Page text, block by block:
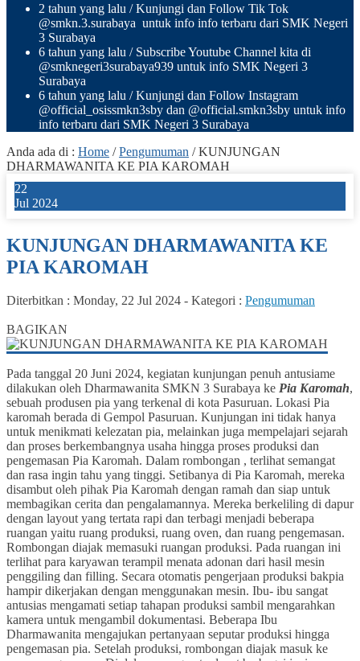
2 tahun yang lalu / Kunjungi dan Follow Tik Tok
@smkn.3.surabaya untuk info info terbaru dari SMK Negeri
3 Surabaya
6 tahun yang lalu / Subscribe Youtube Channel kita di
@smknegeri3surabaya939 untuk info SMK Negeri 3
Surabaya
6 tahun yang lalu / Kunjungi dan Follow Instagram
@official_osissmkn3sby dan @official.smkn3sby untuk info
info terbaru dari SMK Negeri 3 Surabaya
Anda ada di : Home /Pengumuman /KUNJUNGAN
DHARMAWANITA KE PIA KAROMAH
22
Jul 2024
KUNJUNGAN DHARMAWANITA KE
PIA KAROMAH
Diterbitkan : Monday, 22 Jul 2024 - Kategori : Pengumuman
BAGIKAN
Pada tanggal 20 Juni 2024, kegiatan kunjungan penuh antusiame
dilakukan oleh Dharmawanita SMKN 3 Surabaya ke Pia Karomah,
sebuah produsen pia yang terkenal di kota Pasuruan. Lokasi Pia
karomah berada di Gempol Pasuruan. Kunjungan ini tidak hanya
untuk menikmati kelezatan pia, melainkan juga mempelajari sejarah
dan proses berkembangnya usaha hingga proses produksi dan
pengemasan Pia Karomah. Dalam rombongan , terlihat semangat
dan rasa ingin tahu yang tinggi. Setibanya di Pia Karomah, mereka
disambut oleh pihak Pia Karomah dengan ramah dan siap untuk
membagikan cerita dan pengalamannya. Mereka berkeliling di dapur
dengan layout yang tertata rapi dan terbagi menjadi beberapa
ruangan yaitu ruang produksi, ruang oven, dan ruang pengemasan.
Rombongan diajak memasuki ruangan produksi. Pada ruangan ini
terlihat para karyawan terampil menata adonan dari hasil mesin
penggiling dan filling. Secara otomatis pengerjaan produksi bakpia
hampir dikerjakan dengan menggunakan mesin. Ibu- ibu sangat
antusias mengamati setiap tahapan produksi sambil mengarahkan
kamera untuk mengambil dokumentasi. Beberapa Ibu
Dharmawanita mengajukan pertanyaan seputar produksi hingga
pengemasan pia. Setelah produksi, rombongan diajak masuk ke